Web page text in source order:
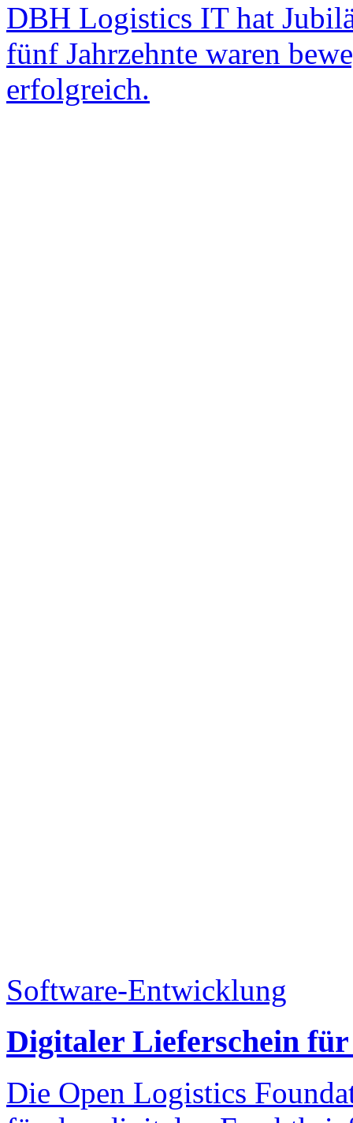
DBH Logistics IT hat
fünf Jahrzehnte waren
erfolgreich.
Software-Entwicklung
Digitaler Lieferschein
Die Open Logistics